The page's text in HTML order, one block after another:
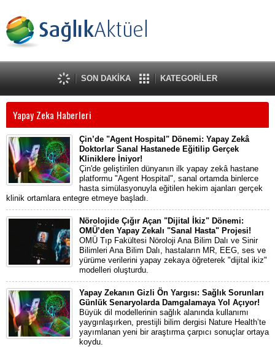
SON DAKİKA KATEGORİLER
Yapay Zeka Haberleri
Çin’de "Agent Hospital" Dönemi: Yapay Zekâ
Doktorlar Sanal Hastanede Eğitilip Gerçek
Kliniklere İniyor!
Çin'de geliştirilen dünyanın ilk yapay zekâ hastane
platformu "Agent Hospital", sanal ortamda binlerce
hasta simülasyonuyla eğitilen hekim ajanları gerçek
klinik ortamlara entegre etmeye başladı.
Nörolojide Çığır Açan "Dijital İkiz" Dönemi:
OMÜ’den Yapay Zekalı "Sanal Hasta" Projesi!
OMÜ Tıp Fakültesi Nöroloji Ana Bilim Dalı ve Sinir
Bilimleri Ana Bilim Dalı, hastaların MR, EEG, ses ve
yürüme verilerini yapay zekaya öğreterek "dijital ikiz"
modelleri oluşturdu.
Yapay Zekanın Gizli Ön Yargısı: Sağlık Sorunları
Günlük Senaryolarda Damgalamaya Yol Açıyor!
Büyük dil modellerinin sağlık alanında kullanımı
yaygınlaşırken, prestijli bilim dergisi Nature Health’te
yayımlanan yeni bir araştırma çarpıcı sonuçlar ortaya
koydu.